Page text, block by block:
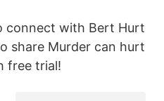
connect with Bert Hurt
share Murder can hurt
free trial!